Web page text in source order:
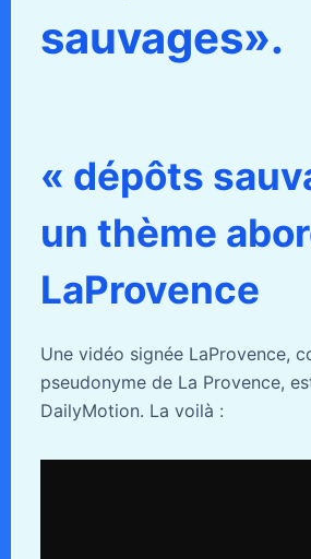
sauvages».
« dépôts
un thème
LaProvence
Une vidéo signée LaProvence,
pseudonyme de La Provence,
DailyMotion. La voilà :